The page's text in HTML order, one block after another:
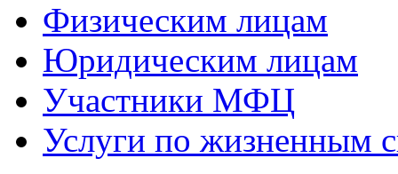
Физическим лицам
Юридическим лицам
Участники МФЦ
Услуги по жизненным